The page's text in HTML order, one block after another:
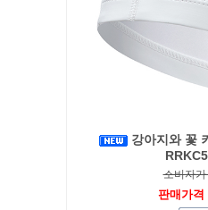
강아지와 꽃
소비자
판매가격